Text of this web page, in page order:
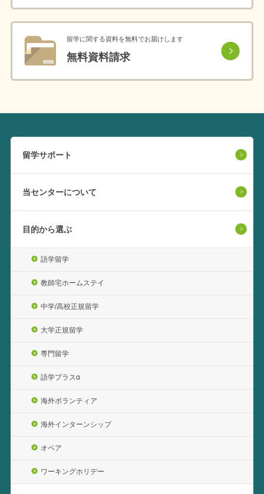
留学に関する資料を無料でお届けします
無料資料請求
留学サポート
当センターについて
目的から選ぶ
語学留学
教師宅ホームステイ
中学/高校正規留学
大学正規留学
専門留学
語学プラスα
海外ボランティア
海外インターンシップ
オペア
ワーキングホリデー